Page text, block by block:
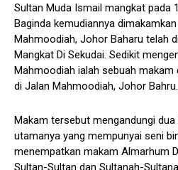
Sultan Muda Ismail mangkat pada
Baginda kemudiannya
Mahmoodiah, Johor Baharu telah
Mangkat Di Sekudai. Sedikit
Mahmoodiah ialah sebuah
di Jalan Mahmoodiah, Johor Bahru.
Makam tersebut mengandungi
utamanya yang mempunyai seni
menempatkan makam Almarhum
Sultan-Sultan dan Sultanah-